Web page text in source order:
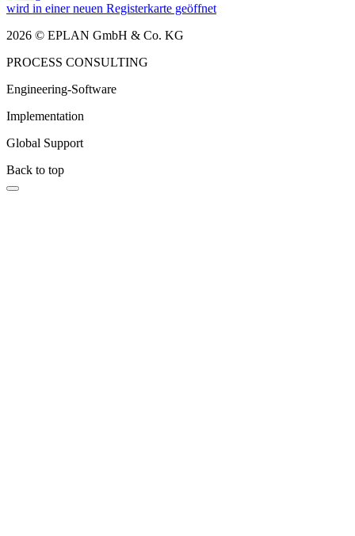
wird in einer neuen Registerkarte geöffnet
2026 © EPLAN GmbH & Co. KG
PROCESS CONSULTING
Engineering-Software
Implementation
Global Support
Back to top